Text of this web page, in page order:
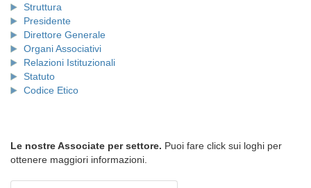
Struttura
Presidente
Direttore Generale
Organi Associativi
Relazioni Istituzionali
Statuto
Codice Etico
Le nostre Associate per settore. Puoi fare click sui loghi per
ottenere maggiori informazioni.